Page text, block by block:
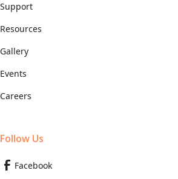
Support
Resources
Gallery
Events
Careers
Follow Us
Facebook